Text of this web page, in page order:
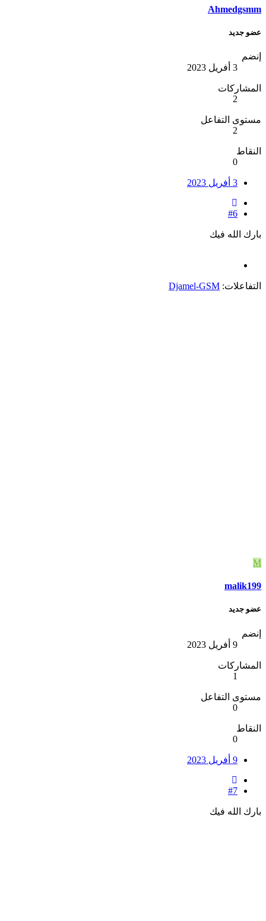
Ahmedgsmm
عضو جديد
إنضم
3 أفريل 2023
المشاركات
2
مستوى التفاعل
2
النقاط
0
3 أفريل 2023
#6
بارك الله فيك
التفاعلات: Djamel-GSM
M
malik199
عضو جديد
إنضم
9 أفريل 2023
المشاركات
1
مستوى التفاعل
0
النقاط
0
9 أفريل 2023
#7
بارك الله فيك